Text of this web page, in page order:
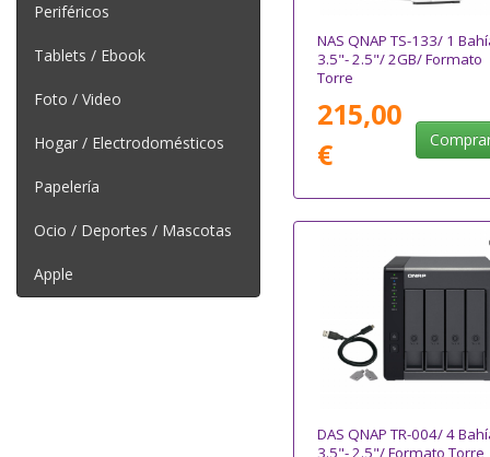
Periféricos
Tablets / Ebook
Foto / Video
Hogar / Electrodomésticos
Papelería
Ocio / Deportes / Mascotas
Apple
NAS QNAP TS-133/ 1
3.5"- 2.5"/ 2GB/ Formato
Torre
215,00
€
DAS QNAP TR-004/ 4
3.5"- 2.5"/ Formato Torre